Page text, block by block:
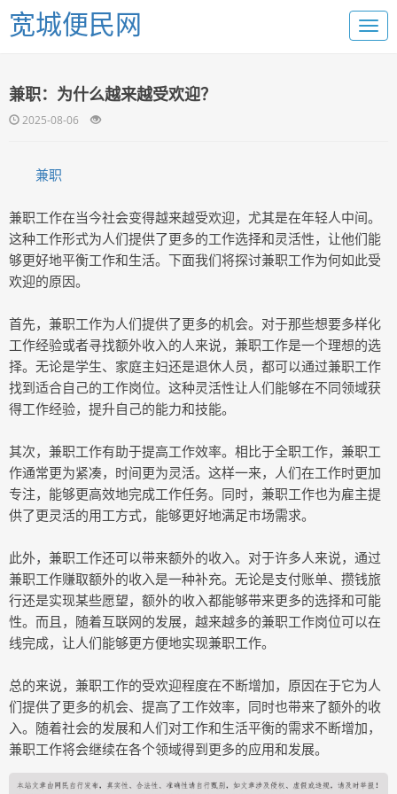
宽城便民网
兼职：为什么越来越受欢迎？
2025-08-06
兼职
兼职工作在当今社会变得越来越受欢迎，尤其是在年轻人中间。
这种工作形式为人们提供了更多的工作选择和灵活性，让他们能
够更好地平衡工作和生活。下面我们将探讨兼职工作为何如此受
欢迎的原因。
首先，兼职工作为人们提供了更多的机会。对于那些想要多样化
工作经验或者寻找额外收入的人来说，兼职工作是一个理想的选
择。无论是学生、家庭主妇还是退休人员，都可以通过兼职工作
找到适合自己的工作岗位。这种灵活性让人们能够在不同领域获
得工作经验，提升自己的能力和技能。
其次，兼职工作有助于提高工作效率。相比于全职工作，兼职工
作通常更为紧凑，时间更为灵活。这样一来，人们在工作时更加
专注，能够更高效地完成工作任务。同时，兼职工作也为雇主提
供了更灵活的用工方式，能够更好地满足市场需求。
此外，兼职工作还可以带来额外的收入。对于许多人来说，通过
兼职工作赚取额外的收入是一种补充。无论是支付账单、攒钱旅
行还是实现某些愿望，额外的收入都能够带来更多的选择和可能
性。而且，随着互联网的发展，越来越多的兼职工作岗位可以在
线完成，让人们能够更方便地实现兼职工作。
总的来说，兼职工作的受欢迎程度在不断增加，原因在于它为人
们提供了更多的机会、提高了工作效率，同时也带来了额外的收
入。随着社会的发展和人们对工作和生活平衡的需求不断增加，
兼职工作将会继续在各个领域得到更多的应用和发展。